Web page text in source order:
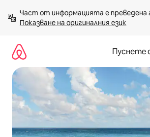
към
съдържанието
Показване на оригиналния език
Пуснете